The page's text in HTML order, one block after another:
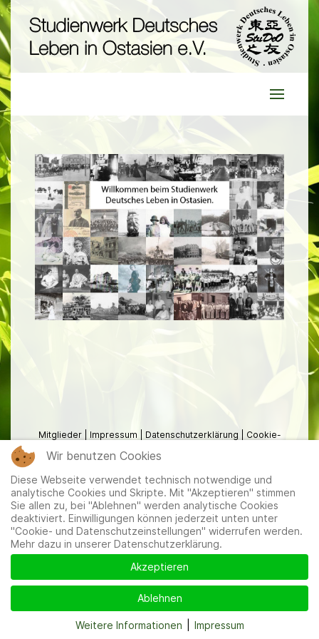
Mitglieder Impressum Datenschutzerklärung
Cookie-
Wir benutzen Cookies
Diese Webseite verwendet technisch notwendige und
analytische Cookies und Skripte. Mit "Akzeptieren" stimmen
Sie allen zu, bei "Ablehnen" werden analytische Cookies
deaktiviert. Einwilligungen können jederzeit unten unter
"Cookie- und Datenschutzeinstellungen" widerrufen werden.
Mehr dazu in unserer Datenschutzerklärung.
Akzeptieren
Ablehnen
Weitere Informationen Impressum